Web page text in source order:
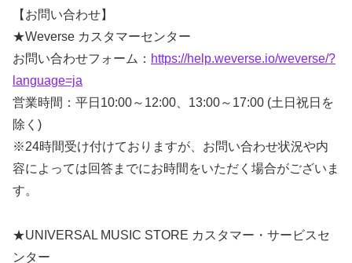
【お問い合わせ】
★Weverse カスタマーセンター
お問い合わせフォーム： https://help.weverse.io/weverse/?
language=ja
営業時間：平日10:00～12:00、13:00～17:00 (土日祝日を
除く)
※24時間受け付けておりますが、お問い合わせ状況や内
容によっては回答までにお時間をいただく場合がございま
す。
★UNIVERSAL MUSIC STORE カスタマー・サービスセ
ンター